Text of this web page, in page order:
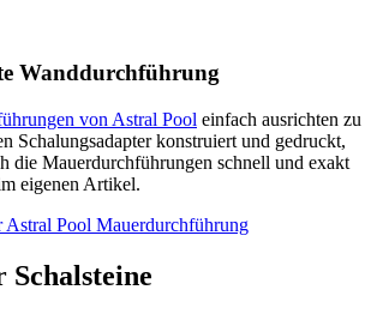
Wanddurchführung
von Astral Pool einfach ausrichten zu
Schalungsadapter konstruiert und gedruckt,
die Mauerdurchführungen schnell und exakt
eigenen Artikel.
Astral Pool Mauer­durch­führung